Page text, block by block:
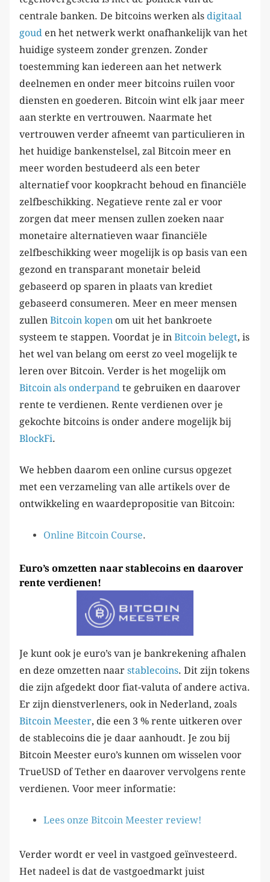
centrale banken. De bitcoins werken als digitaal
goud en het netwerk werkt onafhankelijk van het
huidige systeem zonder grenzen. Zonder
toestemming kan iedereen aan het netwerk
deelnemen en onder meer bitcoins ruilen voor
diensten en goederen. Bitcoin wint elk jaar meer
aan sterkte en vertrouwen. Naarmate het
vertrouwen verder afneemt van particulieren in
het huidige bankenstelsel, zal Bitcoin meer en
meer worden bestudeerd als een beter
alternatief voor koopkracht behoud en financiële
zelfbeschikking. Negatieve rente zal er voor
zorgen dat meer mensen zullen zoeken naar
monetaire alternatieven waar financiële
zelfbeschikking weer mogelijk is op basis van een
gezond en transparant monetair beleid
gebaseerd op sparen in plaats van krediet
gebaseerd consumeren. Meer en meer mensen
zullen Bitcoin kopen om uit het bankroete
systeem te stappen. Voordat je in Bitcoin belegt, is
het wel van belang om eerst zo veel mogelijk te
leren over Bitcoin. Verder is het mogelijk om
Bitcoin als onderpand te gebruiken en daarover
rente te verdienen. Rente verdienen over je
gekochte bitcoins is onder andere mogelijk bij
BlockFi.
We hebben daarom een online cursus opgezet
met een verzameling van alle artikels over de
ontwikkeling en waardepropositie van Bitcoin:
Online Bitcoin Course.
Euro’s omzetten naar stablecoins en daarover
rente verdienen!
Je kunt ook je euro’s van je bankrekening afhalen
en deze omzetten naar stablecoins. Dit zijn tokens
die zijn afgedekt door fiat-valuta of andere activa.
Er zijn dienstverleners, ook in Nederland, zoals
Bitcoin Meester, die een 3 % rente uitkeren over
de stablecoins die je daar aanhoudt. Je zou bij
Bitcoin Meester euro’s kunnen om wisselen voor
TrueUSD of Tether en daarover vervolgens rente
verdienen. Voor meer informatie:
Lees onze Bitcoin Meester review!
Verder wordt er veel in vastgoed geïnvesteerd.
Het nadeel is dat de vastgoedmarkt juist